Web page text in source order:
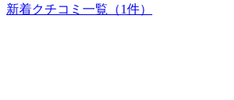
新着クチコミ一覧 （1件）